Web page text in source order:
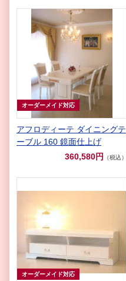
オーダーメイド対応
アフロディーテ ダイニングテ
ーブル 160 鏡面仕上げ
360,580円
（税込）
オーダーメイド対応